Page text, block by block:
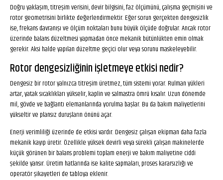
Doğru yaklaşım, titreşim verisini, devir bilgisini, faz ölçümünü, çalışma geçmişini ve
rotor geometrisini birlikte değerlendirmektir. Eğer sorun gerçekten dengesizlik
ise, frekans davranışı ve ölçüm noktaları bunu büyük ölçüde doğrular. Ancak rotor
üzerinde balans düzeltmesi yapmadan önce mekanik bütünlükten emin olmak
gerekir. Aksi halde yapılan düzeltme geçici olur veya sorunu maskeleyebilir.
Rotor dengesizliğinin işletmeye etkisi nedir?
Dengesiz bir rotor yalnızca titreşim üretmez, tüm sistemi yorar. Rulman yükleri
artar, yatak sıcaklıkları yükselir, kaplin ve salmastra ömrü kısalır. Uzun dönemde
mil, gövde ve bağlantı elemanlarında yorulma başlar. Bu da bakım maliyetlerini
yükseltir ve plansız duruşların önünü açar.
Enerji verimliliği üzerinde de etkisi vardır. Dengesiz çalışan ekipman daha fazla
mekanik kayıp üretir. Özellikle yüksek devirli veya sürekli çalışan makinelerde
küçük görünen bir balans problemi toplam enerji ve bakım maliyetine ciddi
şekilde yansır. Üretim hatlarında ise kalite sapmaları, proses kararsızlığı ve
operatör şikayetleri de tabloya eklenir.